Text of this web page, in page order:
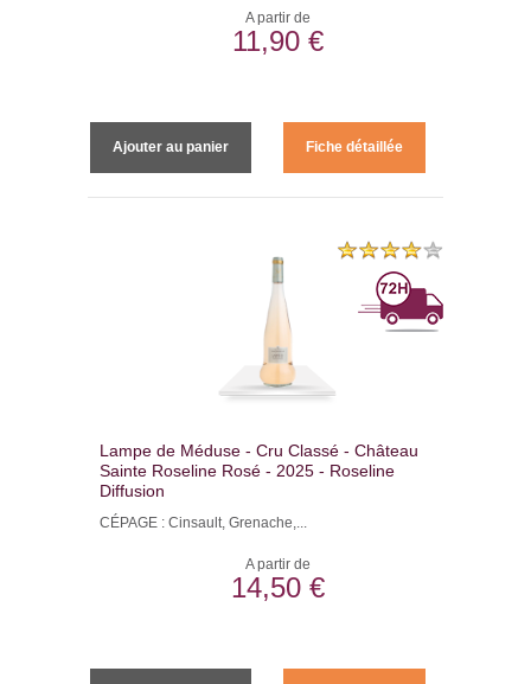
A partir de
11,90 €
Ajouter au panier Fiche détaillée
Lampe de Méduse - Cru Classé - Château
Sainte Roseline Rosé - 2025 - Roseline
Diffusion
CÉPAGE : Cinsault, Grenache,...
A partir de
14,50 €